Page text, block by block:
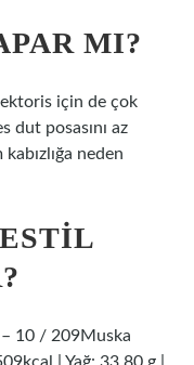
MI?
için de çok
dut posasını az
neden
– 10 / 209Muska